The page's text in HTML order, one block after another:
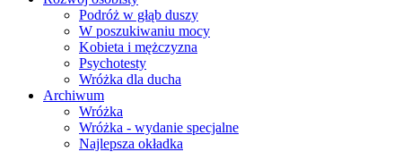
Podróż w głąb duszy
W poszukiwaniu mocy
Kobieta i mężczyzna
Psychotesty
Wróżka dla ducha
Archiwum
Wróżka
Wróżka - wydanie specjalne
Najlepsza okładka